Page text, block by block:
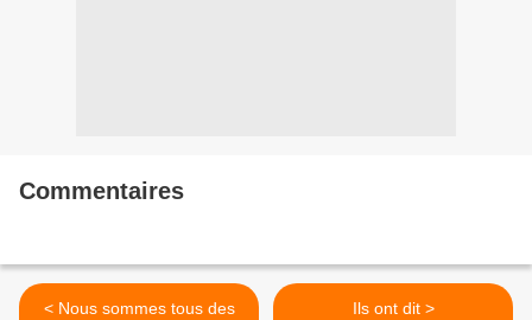
Commentaires
< Nous sommes tous des
Ils ont dit >